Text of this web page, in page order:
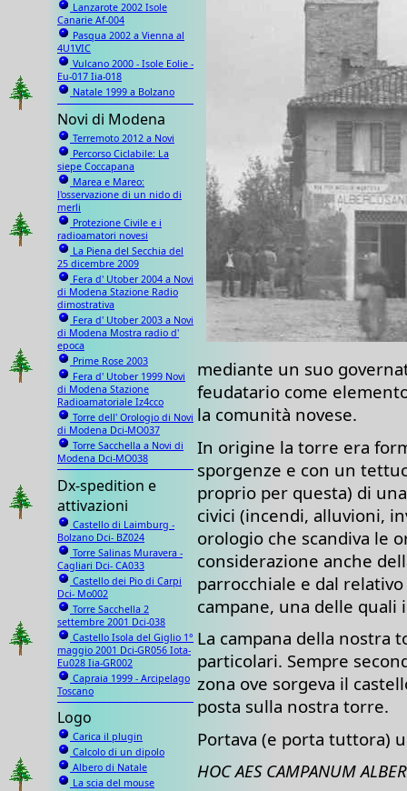
Lanzarote 2002 Isole
Canarie Af-004
Pasqua 2002 a Vienna al
4U1VIC
Vulcano 2000 - Isole Eolie -
Eu-017 Iia-018
Natale 1999 a Bolzano
Novi di Modena
Terremoto 2012 a Novi
Percorso Ciclabile: La
siepe Coccapana
Marea e Mareo:
l'osservazione di un nido di
merli
Protezione Civile e i
radioamatori novesi
La Piena del Secchia del
25 dicembre 2009
Fera d' Utober 2004 a Novi
di Modena Stazione Radio
dimostrativa
Fera d' Utober 2003 a Novi
di Modena Mostra radio d'
epoca
Prime Rose 2003
Fera d' Utober 1999 Novi
di Modena Stazione
Radioamatoriale Iz4cco
Torre dell' Orologio di Novi
di Modena Dci-MO037
Torre Sacchella a Novi di
Modena Dci-MO038
Dx-spedition e
attivazioni
Castello di Laimburg -
Bolzano Dci- BZ024
Torre Salinas Muravera -
Cagliari Dci- CA033
Castello dei Pio di Carpi
Dci- Mo002
Torre Sacchella 2
settembre 2001 Dci-038
Castello Isola del Giglio 1°
maggio 2001 Dci-GR056 Iota-
Eu028 Iia-GR002
Capraia 1999 - Arcipelago
Toscano
Logo
Carica il plugin
Calcolo di un dipolo
Albero di Natale
La scia del mouse
mediante un suo
feudatario come
la comunità novese.
In origine la torre era
sporgenze e con un
proprio per questa) di
civici (incendi, alluvioni,
orologio che scandiva le
considerazione anche
parrocchiale e dal
campane, una delle quali
La campana della nostra
particolari. Sempre
zona ove sorgeva il
posta sulla nostra torre.
Portava (e porta tuttora)
HOC AES CAMPANUM